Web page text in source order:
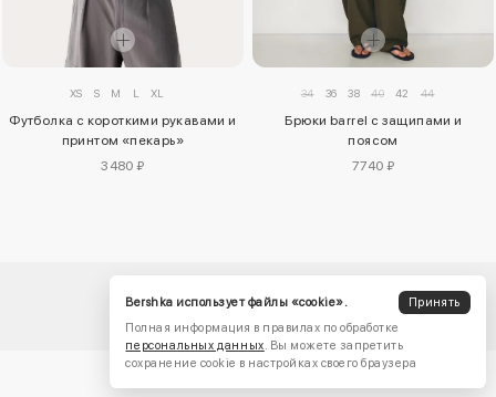
XS S M L XL
Футболка с короткими рукавами и
принтом «пекарь»
3480 ₽
34 36 38 40 42 44
Брюки barrel с защипами и
поясом
7740 ₽
Bershka использует файлы «cookie».
Принять
Полная информация в правилах по обработке
персональных данных. Вы можете запретить
сохранение cookie в настройках своего браузера